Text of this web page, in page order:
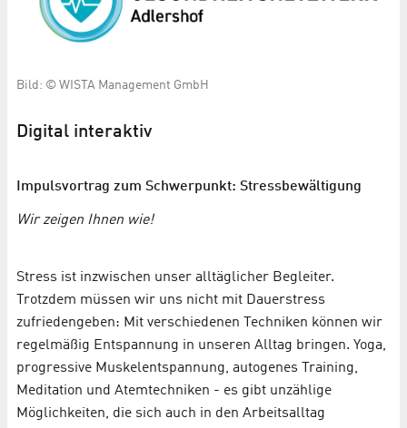
Bild: © WISTA Management GmbH
Digital interaktiv
Impulsvortrag zum Schwerpunkt: Stressbewältigung
Wir zeigen Ihnen wie!
Stress ist inzwischen unser alltäglicher Begleiter.
Trotzdem müssen wir uns nicht mit Dauerstress
zufriedengeben: Mit verschiedenen Techniken können wir
regelmäßig Entspannung in unseren Alltag bringen. Yoga,
progressive Muskelentspannung, autogenes Training,
Meditation und Atemtechniken - es gibt unzählige
Möglichkeiten, die sich auch in den Arbeitsalltag